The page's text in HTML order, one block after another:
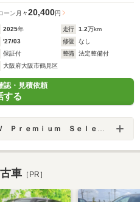
ーン 月々20,400円
2025年 走行 1.2万km
'27/03 修復
なし
保証付 整備
法定整備付
大阪府大阪市鶴見区
認・見積依頼
する
ｕｍ Ｓｅｌｅｃｔｉｏｎ 城東鶴見
車 ［PR］